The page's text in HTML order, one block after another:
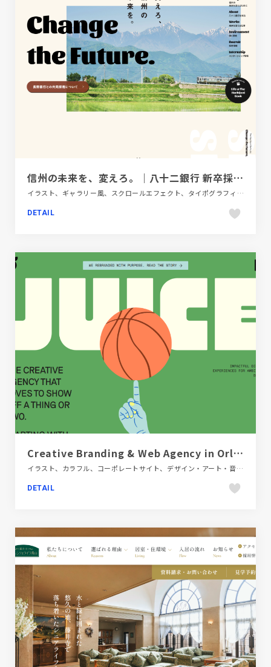
信州の未来を、変えろ。｜八十二銀行 新卒採用情報
イラスト、ギャラリー風、スクロールエフェクト、タイポグラフィー、ピンク系、大きめ写真、新卒・中途採用サイト、金融・法律・人材・専門職
DETAIL
Creative Branding & Web Agency in Orlando | Juice
イラスト、カラフル、コーポレートサイト、デザイン・アート・音楽・文芸、ポップ、モーション多め
DETAIL